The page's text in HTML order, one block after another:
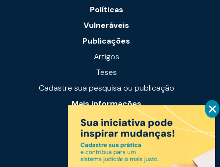
Políticas
Vulneráveis
Publicações
Artigos
Teses
Cadastre sua pesquisa ou publicação
Mais informações
Notícias
Links úteis
Fale conosco